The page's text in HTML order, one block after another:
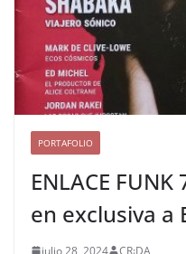
PORTAFOLIO
ENLACE
en exclusiva a
julio 28, 2024 CR¡DA